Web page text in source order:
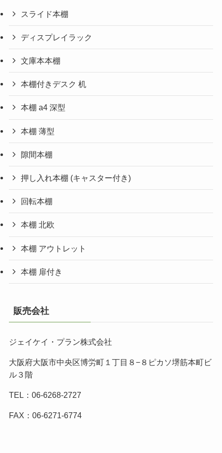
スライド本棚
ディスプレイラック
文庫本本棚
本棚付きデスク 机
本棚 a4 深型
本棚 薄型
隙間本棚
押し入れ本棚 (キャスター付き)
回転本棚
本棚 北欧
本棚 アウトレット
本棚 扉付き
販売会社
ジェイケイ・プラン株式会社
大阪府大阪市中央区博労町１丁目８−８ピカソ堺筋本町ビ
ル３階
TEL：06-6268-2727
FAX：06-6271-6774